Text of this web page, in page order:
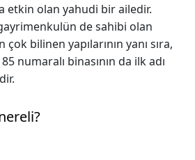
etkin olan yahudi bir ailedir.
de sahibi olan
bilinen yapılarının yanı sıra,
numaralı binasının da ilk adı